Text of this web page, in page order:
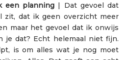
een planning | Dat gevoel dat
zit, dat ik geen overzicht meer
maar het gevoel dat ik onwijs
je dat? Echt helemaal niet fijn.
is om alles wat je nog moet